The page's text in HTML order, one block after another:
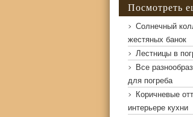
Посмотреть
Солнечный
жестяных банок
Лестницы в
Все
для погреба
Коричневые
интерьере кухни